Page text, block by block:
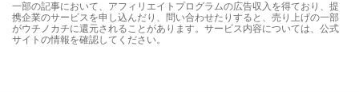
一部の記事において、アフィリエイトプログラムの広告収入を得ており、提
携企業のサービスを申し込んだり、問い合わせたりすると、売り上げの一部
がウチノカチに還元されることがあります。サービス内容については、公式
サイトの情報を確認してください。